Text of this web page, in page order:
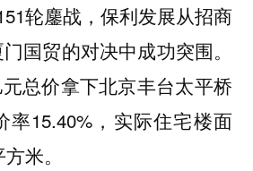
轮鏖战，保利发展从招商
国贸的对决中成功突围。
总价拿下北京丰台太平桥
率15.40%，实际住宅楼面
米。